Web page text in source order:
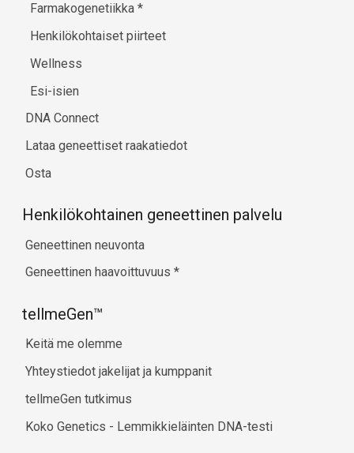
Farmakogenetiikka*
Henkilökohtaiset piirteet
Wellness
Esi-isien
DNA Connect
Lataa geneettiset raakatiedot
Osta
Henkilökohtainen geneettinen palvelu
Geneettinen neuvonta
Geneettinen haavoittuvuus *
tellmeGen™
Keitä me olemme
Yhteystiedot jakelijat ja kumppanit
tellmeGen tutkimus
Koko Genetics - Lemmikkieläinten DNA-testi